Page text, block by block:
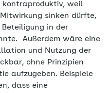
weil
sinken dürfte,
in der
Außerdem wäre eine
und Nutzung der
ohne Prinzipien
aufzugeben. Beispiele
dass eine